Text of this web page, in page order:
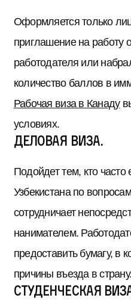
Оформляется только
приглашение на работу
работодателя или
количество баллов в
Рабочая виза в Канаду
условиях.
Деловая виза.
Подойдет тем, кто часто
Узбекистана по
сотрудничает
нанимателем.
предоставить бумагу, в
причины въезда в страну.
Студенческая